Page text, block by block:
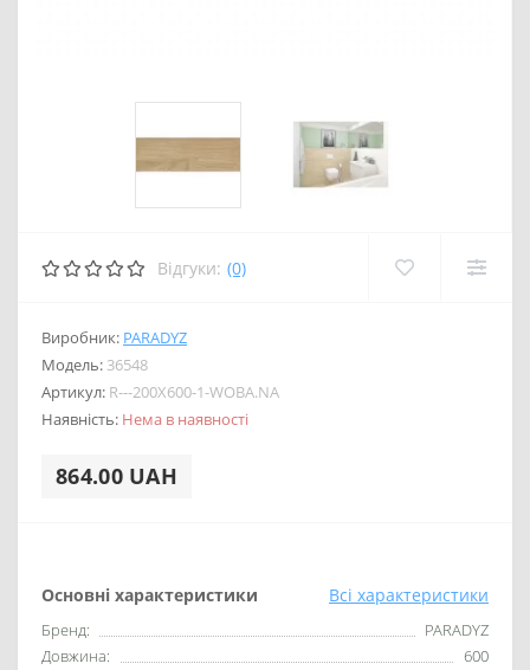
Відгуки: (0)
Виробник: PARADYZ
Модель: 36548
Артикул: R---200X600-1-WOBA.NA
Наявність: Нема в наявності
864.00 UAH
Основні характеристики Всі характеристики
Бренд:
PARADYZ
Довжина:
600